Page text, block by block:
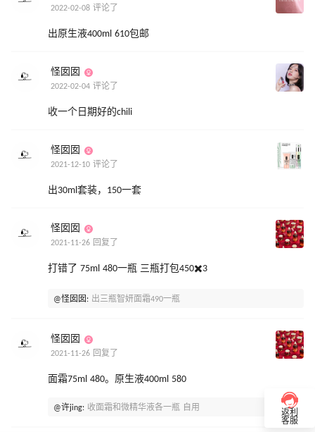
2022-02-08 评论了
出原生液400ml 610包邮
怪囡囡
2022-02-04 评论了
收一个日期好的chili
怪囡囡
2021-12-10 评论了
出30ml套装，150一套
怪囡囡
2021-11-26 回复了
打错了 75ml 480一瓶 三瓶打包450✖️3
@怪囡囡: 出三瓶智妍面霜490一瓶
怪囡囡
2021-11-26 回复了
面霜75ml 480。原生液400ml 580
@许jing: 收面霜和微精华液各一瓶 自用
返利
客服